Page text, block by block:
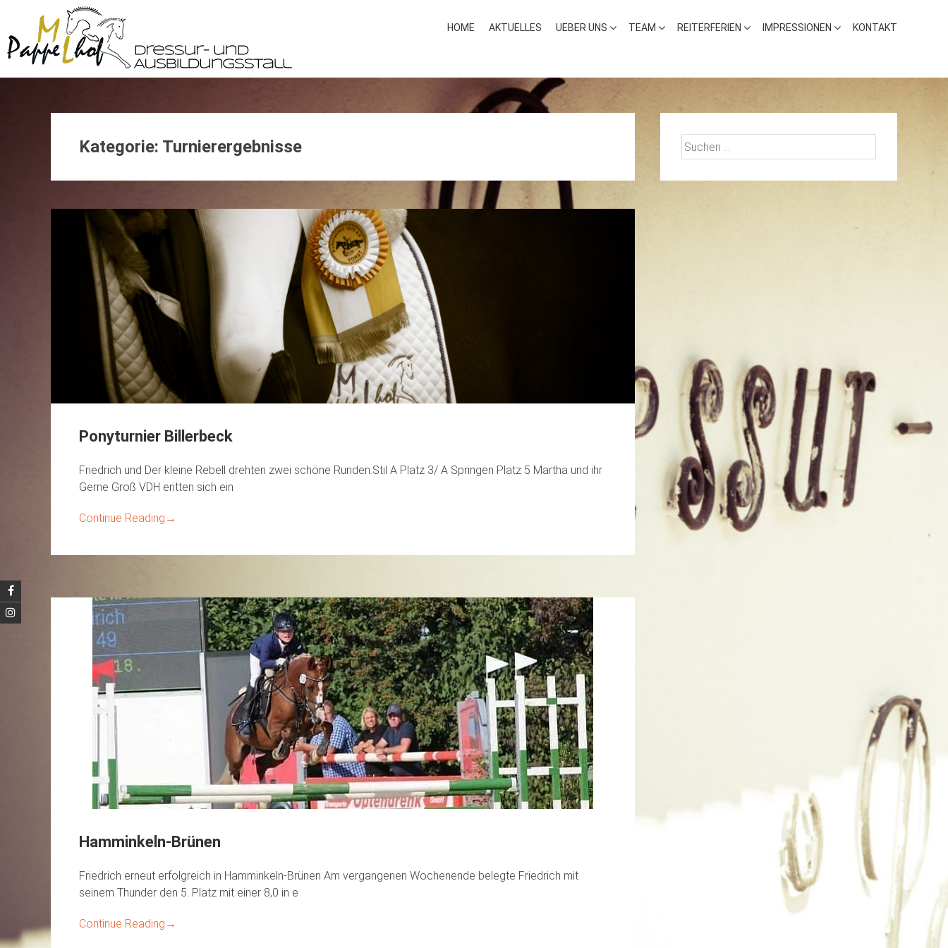
content
HOME AKTUELLES UEBER UNS TEAM REITERFERIEN IMPRESSIONEN KONTAKT
Kategorie: Turnierergebnisse
Ponyturnier Billerbeck
Friedrich und Der kleine Rebell drehten zwei schöne Runden.Stil A Platz 3/ A Springen Platz 5 Martha und ihr
Gerne Groß VDH eritten sich ein
Continue Reading →
Hamminkeln-Brünen
Friedrich erneut erfolgreich in Hamminkeln-Brünen Am vergangenen Wochenende belegte Friedrich mit
seinem Thunder den 5. Platz mit einer 8,0 in e
Continue Reading →
Suchen
nach: